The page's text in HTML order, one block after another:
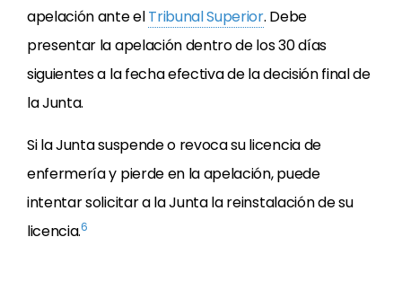
apelación ante elTribunal Superior. Debe
presentar la apelación dentro de los 30 días
siguientes a la fecha efectiva de la decisión final de
la Junta.
Si la Junta suspende o revoca su licencia de
enfermería y pierde en la apelación, puede
intentar solicitar a la Junta la reinstalación de su
licencia.6